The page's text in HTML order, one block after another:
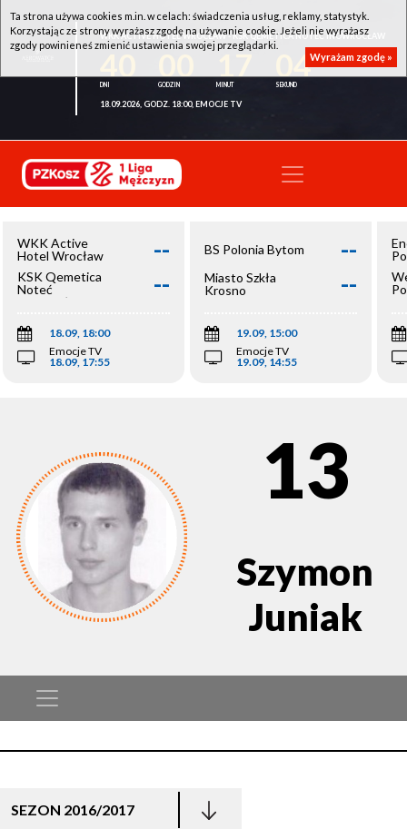
WKK ACTIVE HOTEL WROCŁAW - KSK QEMETICA NOTEĆ INOWROCŁAW
04
18.09.2026, GODZ. 18:00, EMOCJE TV
WKK Active
Hotel Wrocław
--
KSK Qemetica
Noteć
Inowrocław
--
18.09, 18:00
Emocje TV
18.09, 17:55
BS Polonia Bytom --
Miasto Szkła
Krosno
--
19.09, 15:00
Emocje TV
19.09, 14:55
13
Szymon
Juniak
SEZON 2016/2017
Ta strona używa cookies m.in. w celach: świadczenia usług, reklamy, statystyk.
Korzystając ze strony wyrażasz zgodę na używanie cookie. Jeżeli nie wyrażasz
zgody powinieneś zmienić ustawienia swojej przeglądarki.
Wyrażam zgodę »